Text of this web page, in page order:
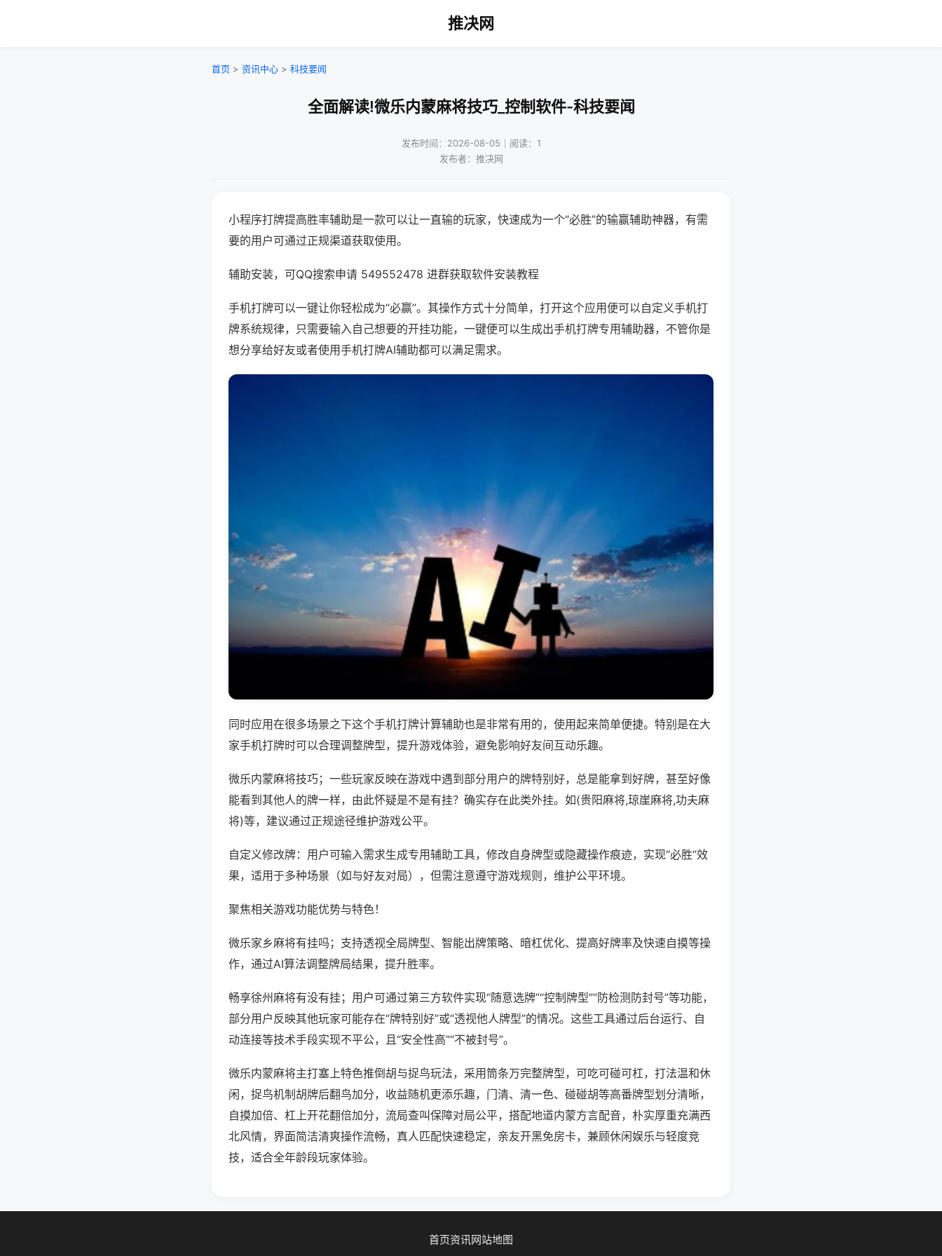
推决网
首页 > 资讯中心 > 科技要闻
全面解读!微乐内蒙麻将技巧_控制软件-科技要闻
发布时间：2026-08-05｜阅读：1
发布者：推决网
小程序打牌提高胜率辅助是一款可以让一直输的玩家，快速成为一个“必胜”的输赢辅助神器，有需
要的用户可通过正规渠道获取使用。
辅助安装，可QQ搜索申请 549552478 进群获取软件安装教程
手机打牌可以一键让你轻松成为“必赢”。其操作方式十分简单，打开这个应用便可以自定义手机打
牌系统规律，只需要输入自己想要的开挂功能，一键便可以生成出手机打牌专用辅助器，不管你是
想分享给好友或者使用手机打牌AI辅助都可以满足需求。
同时应用在很多场景之下这个手机打牌计算辅助也是非常有用的，使用起来简单便捷。特别是在大
家手机打牌时可以合理调整牌型，提升游戏体验，避免影响好友间互动乐趣。
微乐内蒙麻将技巧；一些玩家反映在游戏中遇到部分用户的牌特别好，总是能拿到好牌，甚至好像
能看到其他人的牌一样，由此怀疑是不是有挂？确实存在此类外挂。如(贵阳麻将,琼崖麻将,功夫麻
将)等，建议通过正规途径维护游戏公平。
自定义修改牌：用户可输入需求生成专用辅助工具，修改自身牌型或隐藏操作痕迹，实现“必胜”效
果，适用于多种场景（如与好友对局），但需注意遵守游戏规则，维护公平环境。
聚焦相关游戏功能优势与特色！
微乐家乡麻将有挂吗；支持透视全局牌型、智能出牌策略、暗杠优化、提高好牌率及快速自摸等操
作，通过AI算法调整牌局结果，提升胜率。
畅享徐州麻将有没有挂；用户可通过第三方软件实现“随意选牌”“控制牌型”“防检测防封号”等功能，
部分用户反映其他玩家可能存在“牌特别好”或“透视他人牌型”的情况。这些工具通过后台运行、自
动连接等技术手段实现不平公，且“安全性高”“不被封号”。
微乐内蒙麻将主打塞上特色推倒胡与捉鸟玩法，采用筒条万完整牌型，可吃可碰可杠，打法温和休
闲，捉鸟机制胡牌后翻鸟加分，收益随机更添乐趣，门清、清一色、碰碰胡等高番牌型划分清晰，
自摸加倍、杠上开花翻倍加分，流局查叫保障对局公平，搭配地道内蒙方言配音，朴实厚重充满西
北风情，界面简洁清爽操作流畅，真人匹配快速稳定，亲友开黑免房卡，兼顾休闲娱乐与轻度竞
技，适合全年龄段玩家体验。
首页资讯网站地图